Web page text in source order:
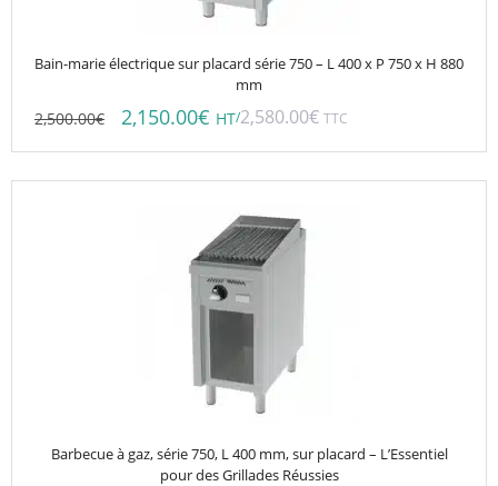
Bain-marie électrique sur placard série 750 – L 400 x P 750 x H 880
mm
2,500.00€ 2,150.00€ HT/2,580.00€ TTC
Barbecue à gaz, série 750, L 400 mm, sur placard – L’Essentiel
pour des Grillades Réussies